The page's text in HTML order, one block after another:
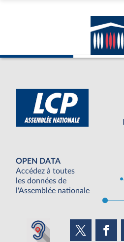
OPEN DATA
Accédez à toutes
les données de
l'Assemblée nationale